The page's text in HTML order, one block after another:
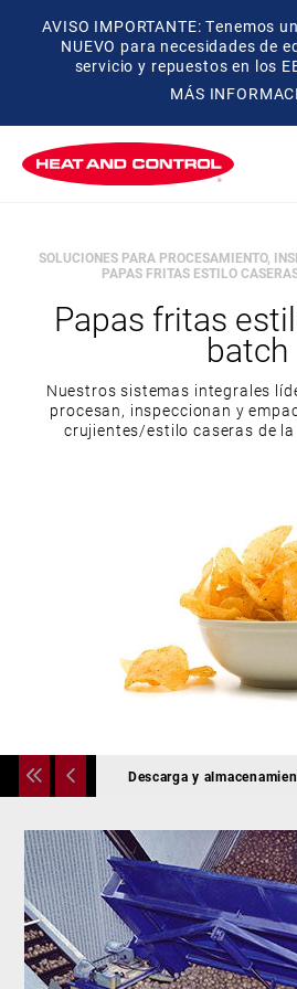
AVISO IMPORTANTE: Tenemos
NUEVO para necesidades de
servicio y repuestos en los
MÁS
SOLUCIONES PARA PROCESAMIENTO,
PAPAS FRITAS ESTILO
Papas fritas
batch
Nuestros sistemas integrales
procesan, inspeccionan y
crujientes/estilo caseras de la
Descarga y